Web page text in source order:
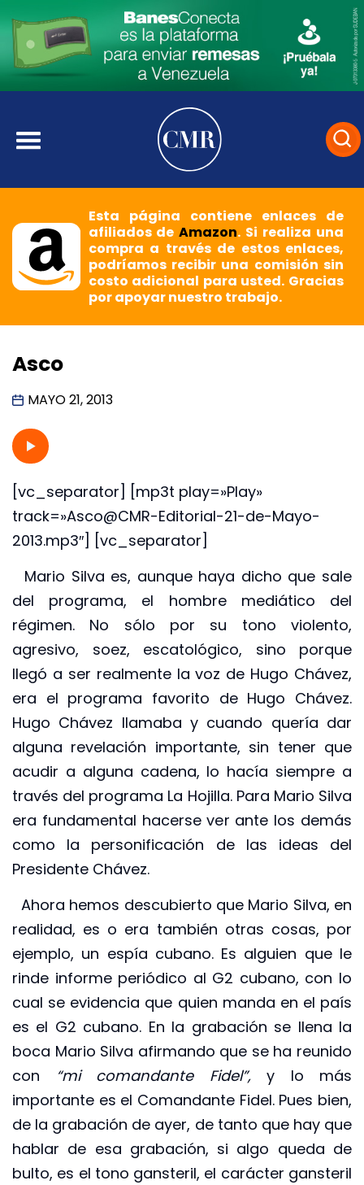
Esta página contiene enlaces de
afiliados deAmazon. Si realiza una
compra a través de estos enlaces,
podríamos recibir una comisión sin
costo adicional para usted. Gracias
por apoyar nuestro trabajo.
Asco
MAYO 21, 2013
[vc_separator] [mp3t play=»Play»
track=»Asco@CMR-Editorial-21-de-Mayo-
2013.mp3″] [vc_separator]
Mario Silva es, aunque haya dicho que sale
del programa, el hombre mediático del
régimen. No sólo por su tono violento,
agresivo, soez, escatológico, sino porque
llegó a ser realmente la voz de Hugo Chávez,
era el programa favorito de Hugo Chávez.
Hugo Chávez llamaba y cuando quería dar
alguna revelación importante, sin tener que
acudir a alguna cadena, lo hacía siempre a
través del programa La Hojilla. Para Mario Silva
era fundamental hacerse ver ante los demás
como la personificación de las ideas del
Presidente Chávez.
Ahora hemos descubierto que Mario Silva, en
realidad, es o era también otras cosas, por
ejemplo, un espía cubano. Es alguien que le
rinde informe periódico al G2 cubano, con lo
cual se evidencia que quien manda en el país
es el G2 cubano. En la grabación se llena la
boca Mario Silva afirmando que se ha reunido
con “mi comandante Fidel”,y lo más
importante es el Comandante Fidel. Pues bien,
de la grabación de ayer, de tanto que hay que
hablar de esa grabación, si algo queda de
bulto, es el tono gansteril, el carácter gansteril